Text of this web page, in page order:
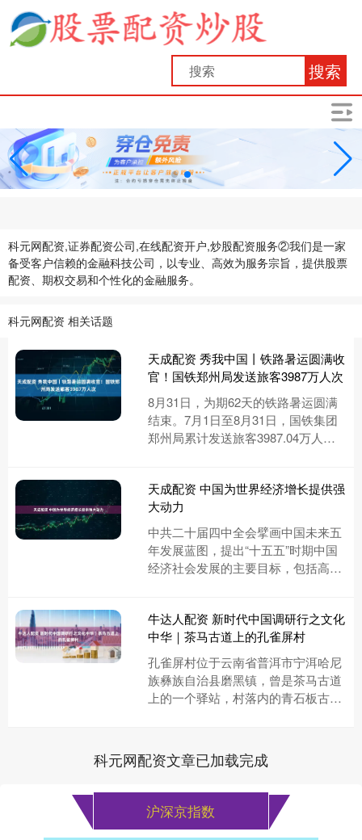
搜索
科元网配资,证券配资公司,在线配资开户,炒股配资服务②我们是一家
备受客户信赖的金融科技公司，以专业、高效为服务宗旨，提供股票
配资、期权交易和个性化的金融服务。
科元网配资 相关话题
天成配资 秀我中国丨铁路暑运圆满收
官！国铁郑州局发送旅客3987万人次
8月31日，为期62天的铁路暑运圆满
结束。7月1日至8月31日，国铁集团
郑州局累计发送旅客3987.04万人
天成配资 中国为世界经济增长提供强
大动力
中共二十届四中全会擘画中国未来五
年发展蓝图，提出“十五五”时期中国
经济社会发展的主要目标，包括高质
牛达人配资 新时代中国调研行之文化
中华｜茶马古道上的孔雀屏村
孔雀屏村位于云南省普洱市宁洱哈尼
族彝族自治县磨黑镇，曾是茶马古道
上的一个驿站，村落内的青石板古道
筑....
科元网配资文章已加载完成
沪深京指数